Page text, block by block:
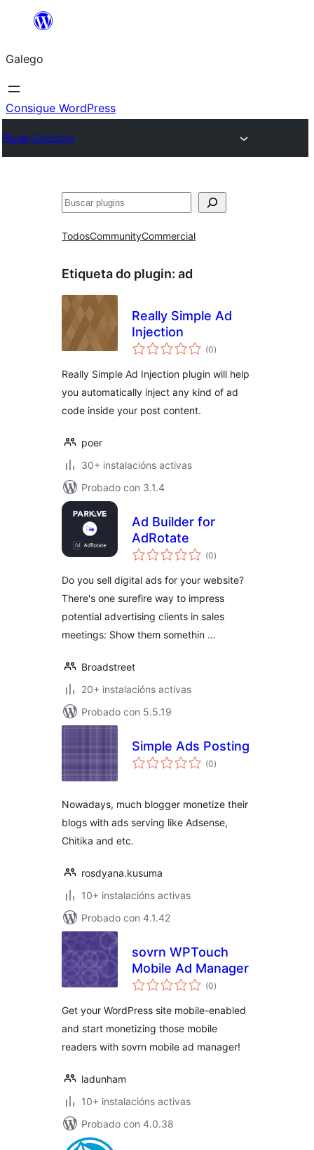
Saltar
contido
Galego
Consigue WordPress
Plugin Directory
Buscar
TodosCommunityCommercial
Etiqueta do plugin: ad
Really Simple Ad
Injection
(0valoracións
totais
)
Really Simple Ad Injection plugin will help
you automatically inject any kind of ad
code inside your post content.
poer
30+ instalacións activas
Probado con 3.1.4
Ad Builder for
AdRotate
(0valoracións
totais
)
Do you sell digital ads for your website?
There's one surefire way to impress
potential advertising clients in sales
meetings: Show them somethin …
Broadstreet
20+ instalacións activas
Probado con 5.5.19
Simple Ads Posting
(0valoracións
totais
)
Nowadays, much blogger monetize their
blogs with ads serving like Adsense,
Chitika and etc.
rosdyana.kusuma
10+ instalacións activas
Probado con 4.1.42
sovrn WPTouch
Mobile Ad Manager
(0valoracións
totais
)
Get your WordPress site mobile-enabled
and start monetizing those mobile
readers with sovrn mobile ad manager!
ladunham
10+ instalacións activas
Probado con 4.0.38